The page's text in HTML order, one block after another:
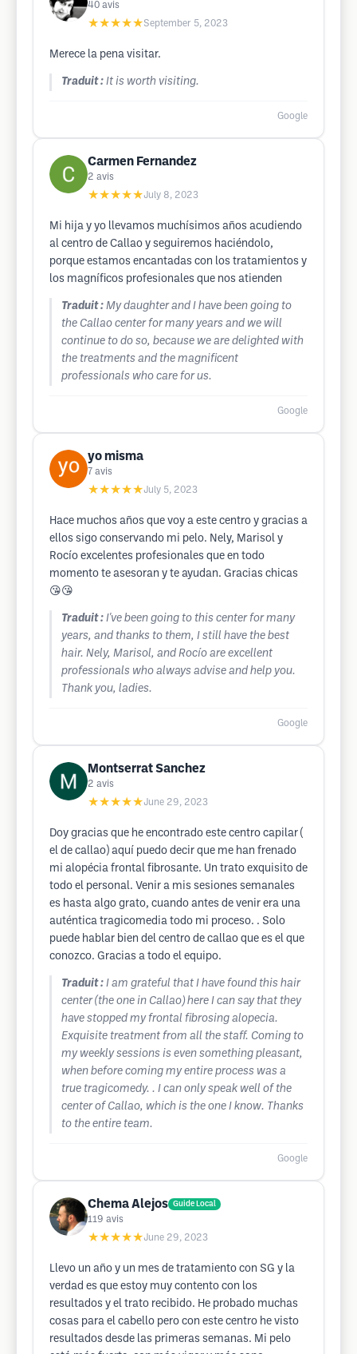
40 avis
★★★★★September 5, 2023
Merece la pena visitar.
Traduit : It is worth visiting.
Google
Carmen Fernandez
2 avis
★★★★★July 8, 2023
Mi hija y yo llevamos muchísimos años acudiendo
al centro de Callao y seguiremos haciéndolo,
porque estamos encantadas con los tratamientos y
los magníficos profesionales que nos atienden
Traduit : My daughter and I have been going to
the Callao center for many years and we will
continue to do so, because we are delighted with
the treatments and the magnificent
professionals who care for us.
Google
yo misma
7 avis
★★★★★July 5, 2023
Hace muchos años que voy a este centro y gracias a
ellos sigo conservando mi pelo. Nely, Marisol y
Rocío excelentes profesionales que en todo
momento te asesoran y te ayudan. Gracias chicas
😘😘
Traduit : I've been going to this center for many
years, and thanks to them, I still have the best
hair. Nely, Marisol, and Rocío are excellent
professionals who always advise and help you.
Thank you, ladies.
Google
Montserrat Sanchez
2 avis
★★★★★June 29, 2023
Doy gracias que he encontrado este centro capilar (
el de callao) aquí puedo decir que me han frenado
mi alopécia frontal fibrosante. Un trato exquisito de
todo el personal. Venir a mis sesiones semanales
es hasta algo grato, cuando antes de venir era una
auténtica tragicomedia todo mi proceso. . Solo
puede hablar bien del centro de callao que es el que
conozco. Gracias a todo el equipo.
Traduit : I am grateful that I have found this hair
center (the one in Callao) here I can say that they
have stopped my frontal fibrosing alopecia.
Exquisite treatment from all the staff. Coming to
my weekly sessions is even something pleasant,
when before coming my entire process was a
true tragicomedy. . I can only speak well of the
center of Callao, which is the one I know. Thanks
to the entire team.
Google
Chema Alejos Guide Local
119 avis
★★★★★June 29, 2023
Llevo un año y un mes de tratamiento con SG y la
verdad es que estoy muy contento con los
resultados y el trato recibido. He probado muchas
cosas para el cabello pero con este centro he visto
resultados desde las primeras semanas. Mi pelo